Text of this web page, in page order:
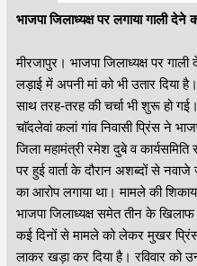
भाजपा जिलाध्यक्ष पर लगाया गाली देने
मीरजापुर। भाजपा जिलाध्यक्ष पर
लड़ाई में अपनी मां को भी उतार
साथ तरह-तरह की चर्चा भी शुरू हो
चाॅदलेवां कलां गांव निवासी प्रिंस ने
जिला महामंत्री रमेश दुबे व
पर हुई वार्ता के दौरान अशब्दों से
का आरोप लगाया था। मामले की
भाजपा जिलाध्यक्ष समेत तीन के
कई दिनों से मामले को लेकर मुखर
लाकर खड़ा कर दिया है। रविवार को